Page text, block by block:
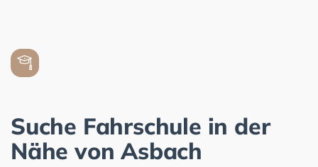
Suche Fahrschule in der
Nähe von Asbach